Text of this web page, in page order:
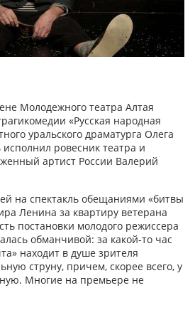
Молодежного театра Алтая
«Русская народная
уральского драматурга Олега
ровесник театра и
артист России Валерий
на спектакль обещаниями «битвы
Ленина за квартиру ветерана
постановки молодого режиссера
обманчивой: за какой-то час
находит в душе зрителя
струну, причем, скорее всего, у
Многие на премьере не